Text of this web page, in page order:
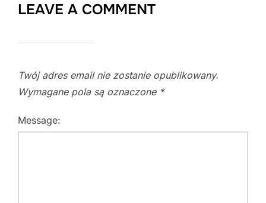
LEAVE A COMMENT
Twój adres email nie zostanie opublikowany.
Wymagane pola są oznaczone *
Message: